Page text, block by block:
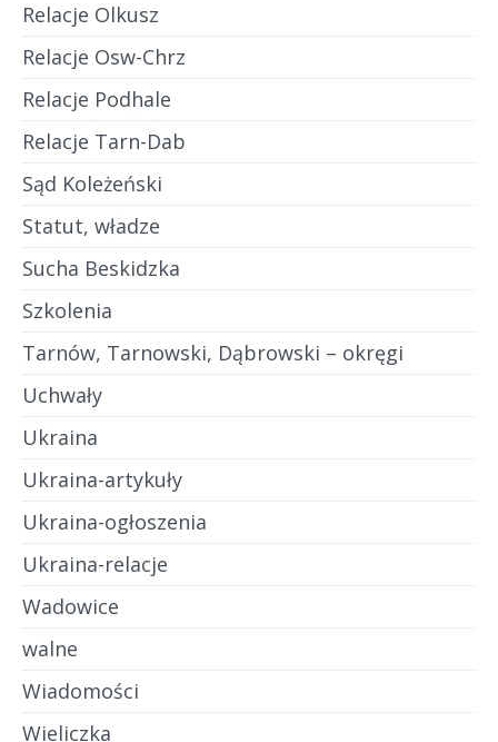
Relacje Olkusz
Relacje Osw-Chrz
Relacje Podhale
Relacje Tarn-Dab
Sąd Koleżeński
Statut, władze
Sucha Beskidzka
Szkolenia
Tarnów, Tarnowski, Dąbrowski – okręgi
Uchwały
Ukraina
Ukraina-artykuły
Ukraina-ogłoszenia
Ukraina-relacje
Wadowice
walne
Wiadomości
Wieliczka